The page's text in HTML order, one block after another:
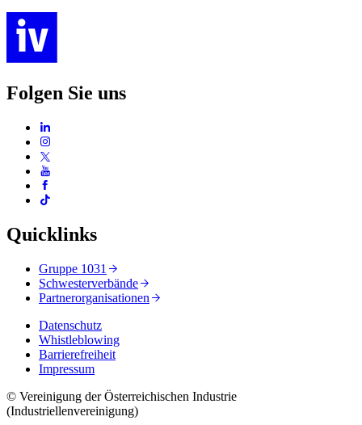
Folgen Sie uns
Quicklinks
Gruppe 1031
Schwesterverbände
Partnerorganisationen
Datenschutz
Whistleblowing
Barrierefreiheit
Impressum
© Vereinigung der Österreichischen Industrie
(Industriellenvereinigung)